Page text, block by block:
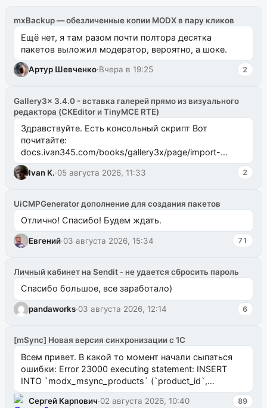
mxBackup — обезличенные копии MODX в пару кликов
Ещё нет, я там разом почти полтора десятка
пакетов выложил модератор, вероятно, а шоке.
Артур Шевченко·Вчера в 19:25 2
Gallery3x 3.4.0 - вставка галерей прямо из визуального
редактора (CKEditor и TinyMCE RTE)
Здравствуйте. Есть консольный скрипт Вот
почитайте:
docs.ivan345.com/books/gallery3x/page/import-
ms2galleryphp
Ivan K.·05 августа 2026, 11:33 2
UiCMPGenerator дополнение для создания пакетов
Отлично! Спасибо! Будем ждать.
Евгений·03 августа 2026, 15:34 71
Личный кабинет на Sendit - не удается сбросить пароль
Спасибо большое, все заработало)
pandaworks·03 августа 2026, 12:14 6
[mSync] Новая версия синхронизации с 1С
Всем привет. В какой то момент начали сыпаться
ошибки: Error 23000 executing statement: INSERT
INTO `modx_msync_products` (`product_id`,
`uuid_1c`) VALUES ...
Сергей Карпович·02 августа 2026, 10:40 89